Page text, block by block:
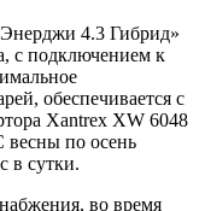
4.3 Гибрид»
с подключением к
обеспечивается с
Xantrex XW 6048
весны по осень
в сутки.
во время